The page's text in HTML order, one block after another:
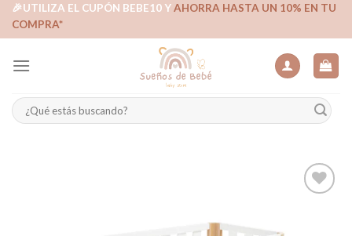
Skip🎉UTILIZA EL CUPÓN BEBE10 YAHORRA HASTA UN 10% EN TU
COMPRA*
Buscar
por: